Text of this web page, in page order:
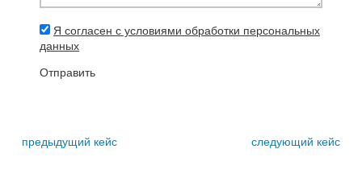
Я согласен с условиями обработки персональных
данных
Отправить
предыдущий кейс следующий кейс